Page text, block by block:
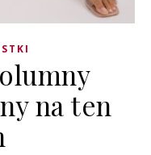
na ten